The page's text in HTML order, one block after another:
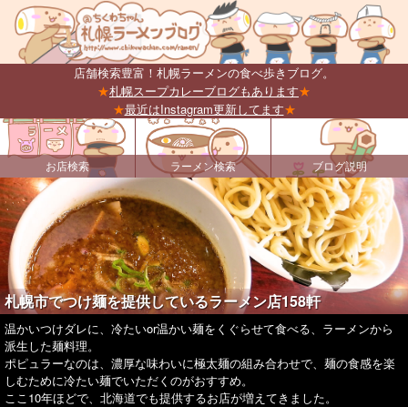
店舗検索豊富！札幌ラーメンの食べ歩きブログ。
★札幌スープカレーブログもあります★
★最近はInstagram更新してます★
お店検索 ラーメン検索 ブログ説明
札幌市でつけ麺を提供しているラーメン店158軒
温かいつけダレに、冷たいor温かい麺をくぐらせて食べる、ラーメンから
派生した麺料理。
ポピュラーなのは、濃厚な味わいに極太麺の組み合わせで、麺の食感を楽
しむために冷たい麺でいただくのがおすすめ。
ここ10年ほどで、北海道でも提供するお店が増えてきました。